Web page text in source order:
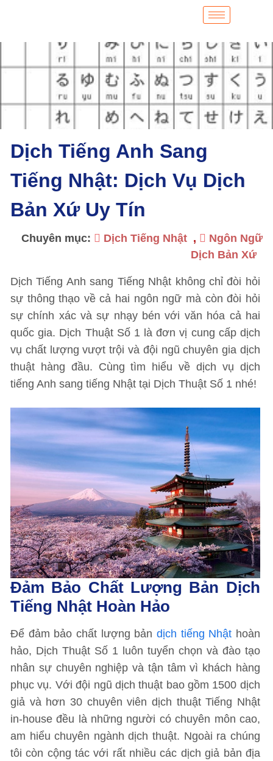
Dịch Tiếng Anh Sang
Tiếng Nhật: Dịch Vụ Dịch
Bản Xứ Uy Tín
Chuyên mục: Dịch Tiếng Nhật ,
Ngôn Ngữ
Dịch Bản Xứ
Dịch Tiếng Anh sang Tiếng Nhật không chỉ đòi hỏi
sự thông thạo về cả hai ngôn ngữ mà còn đòi hỏi
sự chính xác và sự nhạy bén với văn hóa cả hai
quốc gia. Dịch Thuật Số 1 là đơn vị cung cấp dịch
vụ chất lượng vượt trội và đội ngũ chuyên gia dịch
thuật hàng đầu. Cùng tìm hiểu về dịch vụ dịch
tiếng Anh sang tiếng Nhật tại Dịch Thuật Số 1 nhé!
Đảm Bảo Chất Lượng Bản Dịch
Tiếng Nhật Hoàn Hảo
Để đảm bảo chất lượng bản dịch tiếng Nhật hoàn
hảo, Dịch Thuật Số 1 luôn tuyển chọn và đào tạo
nhân sự chuyên nghiệp và tận tâm vì khách hàng
phục vụ. Với đội ngũ dịch thuật bao gồm 1500 dịch
giả và hơn 30 chuyên viên dịch thuật Tiếng Nhật
in-house đều là những người có chuyên môn cao,
am hiểu chuyên ngành dịch thuật. Ngoài ra chúng
tôi còn cộng tác với rất nhiều các dịch giả bản địa